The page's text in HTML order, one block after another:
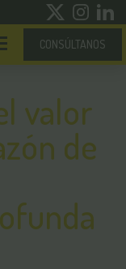
CONSÚLTANOS
valor
de